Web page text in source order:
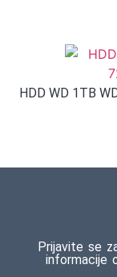
HDD WD 1TB
Prijavite se
informacije